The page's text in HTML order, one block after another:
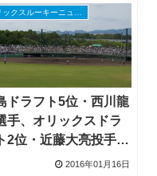
オリックスルーキーニュース
ドラフト5位・西川龍
手、オリックスドラ
2位・近藤大亮投手な
コーチ絶賛2016年01月16日